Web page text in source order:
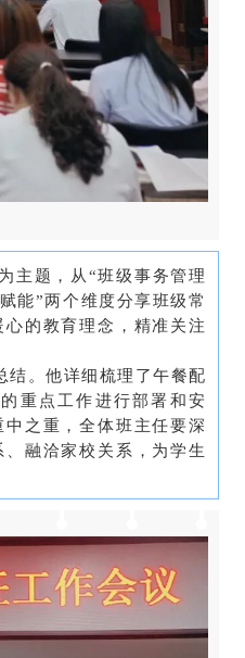
主题，从 “班级事务管理
”两个维度分享班级常
的教育理念，精准关注
结。他详细梳理了午餐配
重点工作进行部署和安
之重，全体班主任要深
融洽家校关系，为学生